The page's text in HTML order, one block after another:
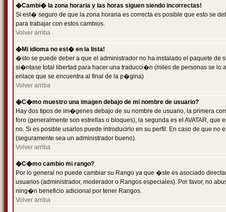
�Cambi� la zona horaria y las horas siguen siendo incorrectas!
Si est� seguro de que la zona horaria es correcta es posible que esto se
para trabajar con estos cambios.
Volver arriba
�Mi idioma no est� en la lista!
�sto se puede deber a que el administrador no ha instalado el paquete
si�ntase total libertad para hacer una traducci�n (miles de personas se
enlace que se encuentra al final de la p�gina)
Volver arriba
�C�mo muestro una imagen debajo de mi nombre de usuario?
Hay dos tipos de im�genes debajo de su nombre de usuario, la primera
foro (generalmente son estrellas o bloques), la segunda es el AVATAR,
no. Si es posible usarlos puede introducirlo en su perfil. En caso de que
(seguramente sea un administrador bueno).
Volver arriba
�C�mo cambio mi rango?
Por lo general no puede cambiar su Rango ya que �ste es asociado
usuarios (administrador, moderador o Rangos especiales). Por favor, no
ning�n beneficio adicional por tener Rangos.
Volver arriba